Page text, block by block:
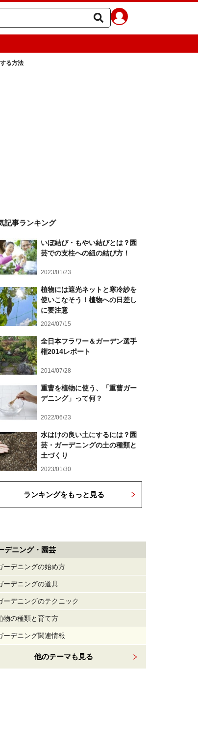
る方法
記事ランキング
いぼ結び・もやい結びとは？園
芸での支柱への紐の結び方！
2023/01/23
植物には遮光ネットと寒冷紗を
使いこなそう！植物への日差し
に要注意
2024/07/15
全日本フラワー＆ガーデン選手
権2014レポート
2014/07/28
重曹を植物に使う、「重曹ガー
デニング」って何？
2022/06/23
水はけの良い土にするには？園
芸・ガーデニングの土の種類と
土づくり
2023/01/30
ランキングをもっと見る
デニング・園芸
ーデニングの始め方
ーデニングの道具
ーデニングのテクニック
物の種類と育て方
ーデニング関連情報
他のテーマも見る